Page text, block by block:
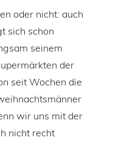
oder nicht: auch
sich schon
seinem
der
seit Wochen die
wir uns mit der
nicht recht